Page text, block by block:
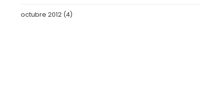
octubre 2012 (4)